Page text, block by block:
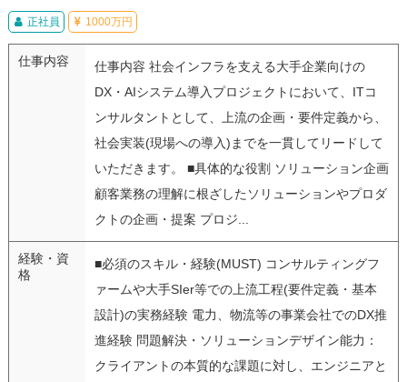
正社員 1000万円
仕事内容
仕事内容 社会インフラを支える大手企業向けの
DX・AIシステム導入プロジェクトにおいて、ITコ
ンサルタントとして、上流の企画・要件定義から、
社会実装(現場への導入)までを一貫してリードして
いただきます。 ■具体的な役割 ソリューション企画
顧客業務の理解に根ざしたソリューションやプロダ
クトの企画・提案 プロジ...
経験・資
格
■必須のスキル・経験(MUST) コンサルティングフ
ァームや大手SIer等での上流工程(要件定義・基本
設計)の実務経験 電力、物流等の事業会社でのDX推
進経験 問題解決・ソリューションデザイン能力：
クライアントの本質的な課題に対し、エンジニアと